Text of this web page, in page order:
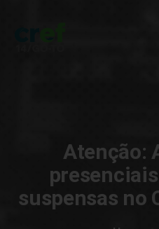
Atenção:
suspensas no